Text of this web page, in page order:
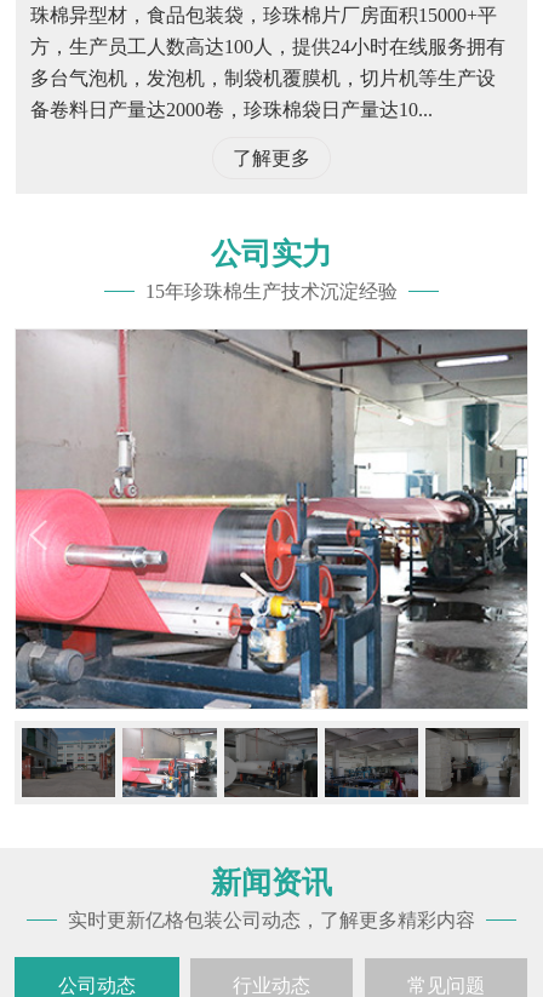
珠棉异型材，食品包装袋，珍珠棉片厂房面积15000+平
方，生产员工人数高达100人，提供24小时在线服务拥有
多台气泡机，发泡机，制袋机覆膜机，切片机等生产设
备卷料日产量达2000卷，珍珠棉袋日产量达10...
了解更多
公司实力
15年珍珠棉生产技术沉淀经验
新闻资讯
实时更新亿格包装公司动态，了解更多精彩内容
公司动态 行业动态 常见问题